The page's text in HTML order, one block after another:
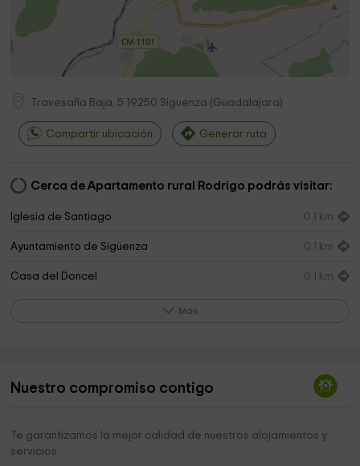
Travesaña Baja, 5 19250 Siguenza (Guadalajara)
Compartir ubicación Generar ruta
Cerca de Apartamento rural Rodrigo podrás visitar:
Iglesia de Santiago 0,1 km
Ayuntamiento de Sigüenza 0,1 km
Casa del Doncel 0,1 km
Siguenza Catedral Basilica 0,2 km
Salón parroquial de Santa María
Más
Nuestro compromiso contigo
Te garantizamos la mejor calidad de nuestros alojamientos y
servicios